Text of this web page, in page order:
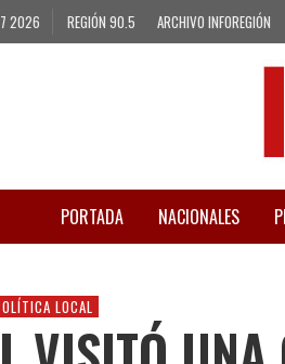
7 2026 REGIÓN 90.5 ARCHIVO INFOREGIÓN
PORTADA NACIONALES
LOCAL